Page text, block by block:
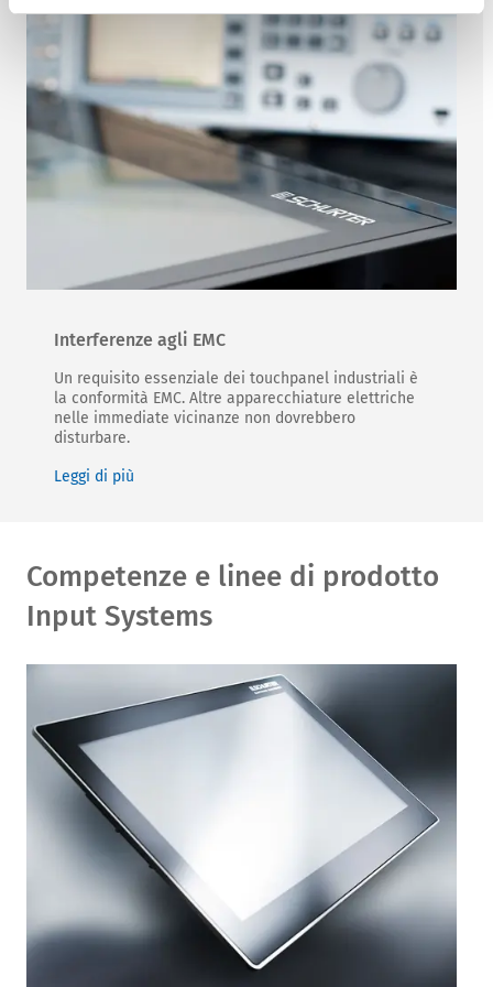
Interferenze agli EMC
Un requisito essenziale dei touchpanel industriali è
la conformità EMC. Altre apparecchiature elettriche
nelle immediate vicinanze non dovrebbero
disturbare.
Leggi di più
Competenze e linee di prodotto
Input Systems